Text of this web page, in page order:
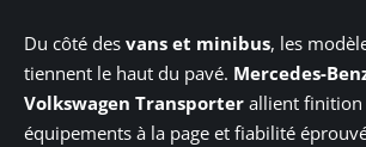
Du côté des vans et minibus, les
tiennent le haut du pavé. Mercedes-
Volkswagen Transporter allient finition
équipements à la page et fiabilité